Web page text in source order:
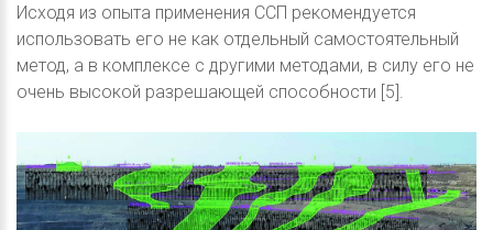
Исходя из опыта применения ССП рекомендуется
использовать его не как отдельный самостоятельный
метод, а в комплексе с другими методами, в силу его не
очень высокой разрешающей способности [5].